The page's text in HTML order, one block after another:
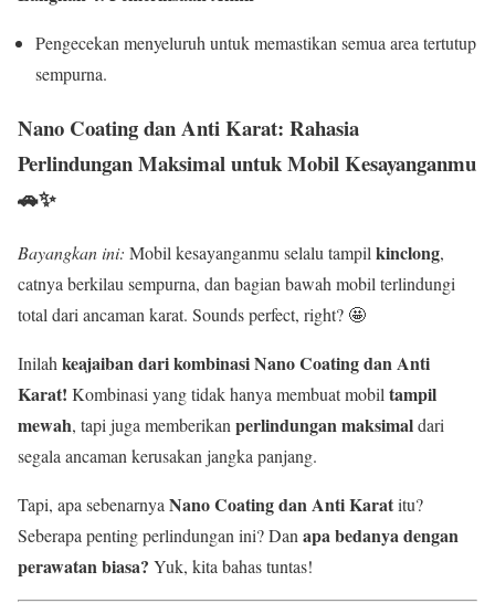
Pengecekan menyeluruh untuk memastikan semua area tertutup
sempurna.
Nano Coating dan Anti Karat: Rahasia
Perlindungan Maksimal untuk Mobil Kesayanganmu
🚗✨
Bayangkan ini: Mobil kesayanganmu selalu tampil kinclong,
catnya berkilau sempurna, dan bagian bawah mobil terlindungi
total dari ancaman karat. Sounds perfect, right? 🤩
Inilah keajaiban dari kombinasi Nano Coating dan Anti
Karat! Kombinasi yang tidak hanya membuat mobil tampil
mewah, tapi juga memberikan perlindungan maksimaldari
segala ancaman kerusakan jangka panjang.
Tapi, apa sebenarnya Nano Coating dan Anti Karatitu?
Seberapa penting perlindungan ini? Dan apa bedanya dengan
perawatan biasa? Yuk, kita bahas tuntas!